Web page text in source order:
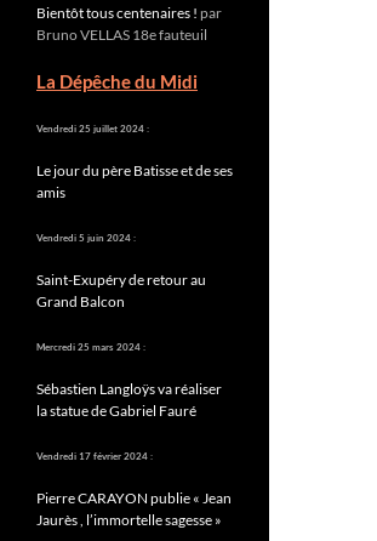
Bientôt tous centenaires ! par
Bruno VELLAS 18e fauteuil
La Dépêche du Midi
Vendredi 25 juillet 2024 :
Le jour du père Batisse et de ses
amis
Vendredi 5 juin 2024 :
Saint-Exupéry de retour au
Grand Balcon
Mercredi 25 mars 2024 :
Sébastien Langloÿs va réaliser
la statue de Gabriel Fauré
Vendredi 17 février 2024 :
Pierre CARAYON publie « Jean
Jaurès , l’immortelle sagesse »